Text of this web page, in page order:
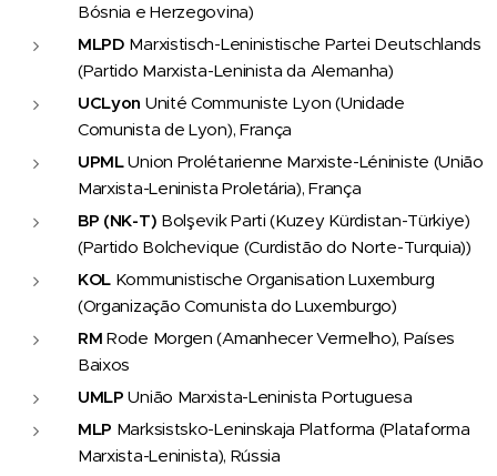
Bósnia e Herzegovina)
MLPD Marxistisch-Leninistische Partei Deutschlands
(Partido Marxista-Leninista da Alemanha)
UCLyon Unité Communiste Lyon (Unidade
Comunista de Lyon), França
UPMLUnion Prolétarienne Marxiste-Léniniste (União
Marxista-Leninista Proletária), França
BP (NK-T) Bolşevik Parti (Kuzey Kürdistan-Türkiye)
(Partido Bolchevique (Curdistão do Norte-Turquia))
KOL Kommunistische Organisation Luxemburg
(Organização Comunista do Luxemburgo)
RM Rode Morgen (Amanhecer Vermelho), Países
Baixos
UMLPUnião Marxista-Leninista Portuguesa
MLP Marksistsko-Leninskaja Platforma (Plataforma
Marxista-Leninista), Rússia